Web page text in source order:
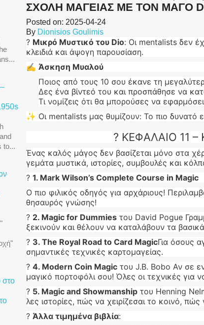
to...
ΣΧΟΛΗ ΜΑΓΕΙΑΣ ΜΕ ΤΟΝ ΜΑΓΟ
Posted on: 2025-04-24
By Dionisios Goulimis
? Μικρό Μυστικό του Dio: Οι mentalists δεν
κλειδιά και άψογη παρουσίαση.
✍️ Άσκηση Μυαλού
Ποιος από τους 10 σου έκανε τη
Δες ένα βίντεό του και προσπάθησε να
Τι νομίζεις ότι θα μπορούσες να
✨ Οι mentalists μας θυμίζουν: Το πιο δυνατό
? ΚΕΦΑΛΑΙΟ 11 –
Ένας καλός μάγος δεν βασίζεται μόνο στα
γεμάτα μυστικά, ιστορίες, συμβουλές και
? 1. Mark Wilson’s Complete Course in Magic
Ο πιο φιλικός οδηγός για αρχάριους!
θησαυρός γνώσης!
? 2. Magic for Dummiesτου David Pogue
ξεκινούν και θέλουν να καταλάβουν τα
? 3. The Royal Road to Card MagicΓια όσους
σημαντικές τεχνικές καρτομαγείας.
? 4. Modern Coin Magicτου J.B. Bobo Αν σε
μαγικό πορτοφόλι σου! Όλες οι τεχνικές για
? 5. Magic and Showmanshipτου Henning
λες ιστορίες, πώς να χειρίζεσαι το κοινό,
? Άλλα τιμημένα βιβλία: